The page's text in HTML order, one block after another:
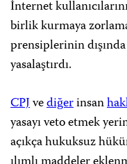
İnternet
birlik kurmaya
prensiplerinin
yasalaştırdı.
CPJvediğerinsan
yasayı veto etmek
açıkça hukuksuz